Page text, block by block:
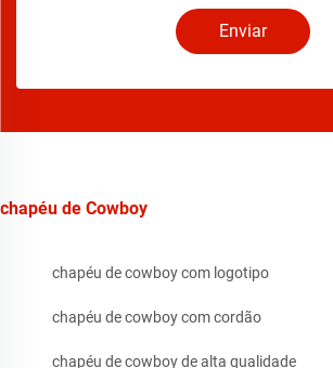
Enviar
chapéu de Cowboy
chapéu de cowboy com logotipo
chapéu de cowboy com cordão
chapéu de cowboy de alta qualidade